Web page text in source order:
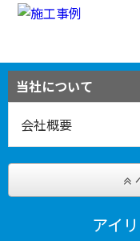
当社について
会社概要
アイ